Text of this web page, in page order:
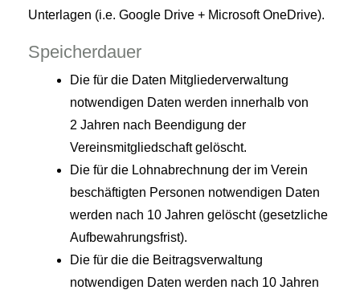
Unterlagen (i.e. Google Drive + Microsoft OneDrive).
Speicherdauer
Die für die Daten Mitgliederverwaltung
notwendigen Daten werden innerhalb von
2 Jahren nach Beendigung der
Vereinsmitgliedschaft gelöscht.
Die für die Lohnabrechnung der im Verein
beschäftigten Personen notwendigen Daten
werden nach 10 Jahren gelöscht (gesetzliche
Aufbewahrungsfrist).
Die für die die Beitragsverwaltung
notwendigen Daten werden nach 10 Jahren